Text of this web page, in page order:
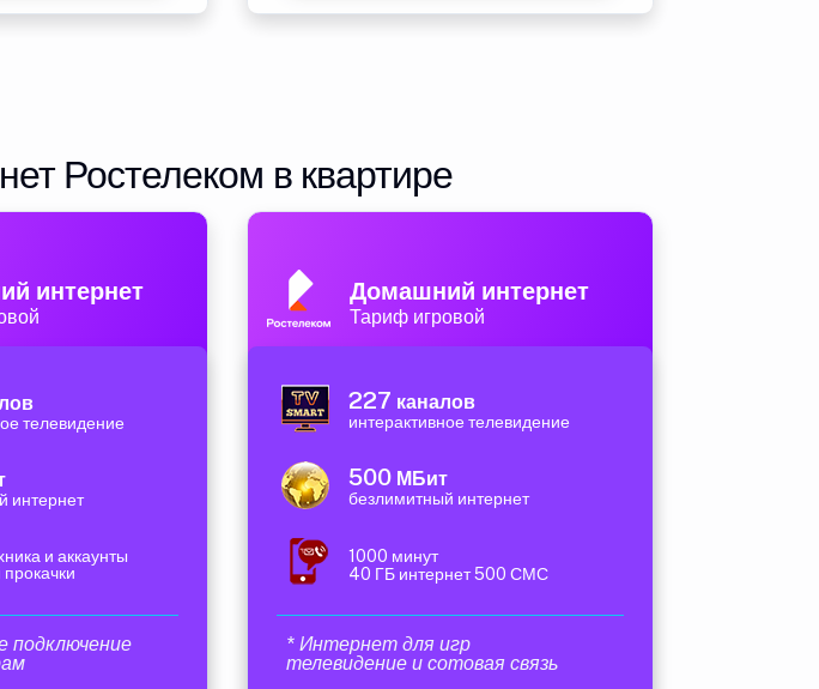
Ростелеком в квартире
интернет
телевидение
интернет
и аккаунты
подключение
Домашний интернет
Тариф игровой
227 каналов
интерактивное телевидение
500 МБит
безлимитный интернет
1000 минут
40 ГБ интернет 500 СМС
* Интернет для игр
телевидение и сотовая связь